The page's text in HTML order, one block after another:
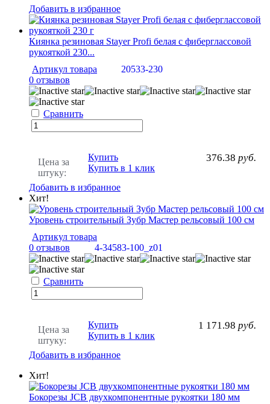
Добавить в избранное
Киянка резиновая Stayer Profi белая с фиберглассовой
рукояткой 230...
Артикул товара
20533-230
0 отзывов
Сравнить
Цена за
штуку:
376.38 руб.
Купить
Купить в 1 клик
Добавить в избранное
Хит!
Уровень строительный Зубр Мастер рельсовый 100 см
Артикул товара
4-34583-100_z01
0 отзывов
Сравнить
Цена за
штуку:
1 171.98 руб.
Купить
Купить в 1 клик
Добавить в избранное
Хит!
Бокорезы JCB двухкомпонентные рукоятки 180 мм